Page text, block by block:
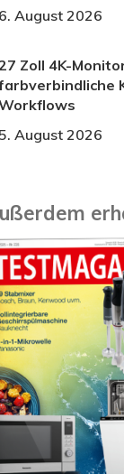
6. August 2026
Zoll 4K-
August 2026